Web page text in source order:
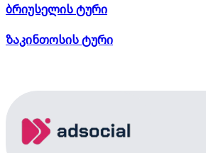
ბრიუსელის ტური
ზაკინთოსის ტური
ამალფის სანაპიროების და
ტურები უცხოეთში